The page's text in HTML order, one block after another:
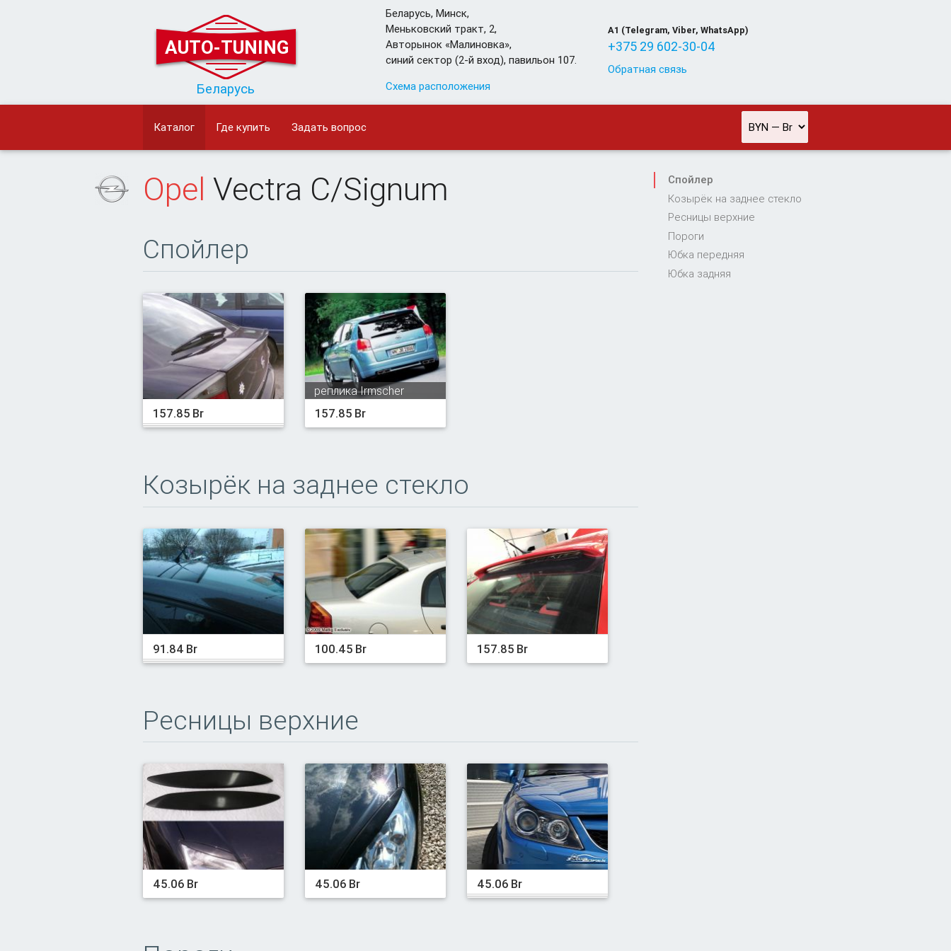
AUTO-TUNING
Беларусь
Беларусь,Минск,
Меньковский тракт, 2,
Авторынок «Малиновка»,
синий сектор (2-й вход), павильон 107.
Схема расположения
A1 (Telegram, Viber, WhatsApp)
+375 29 602-30-04
Обратная связь
Каталог Где купить Задать вопрос
Opel Vectra C/Signum
Спойлер
Козырёк на заднее стекло
Ресницы верхние
Пороги
Юбка передняя
Юбка задняя
Спойлер
157.85 Br
реплика Irmscher
157.85 Br
Козырёк на заднее стекло
91.84 Br 100.45 Br 157.85 Br
Ресницы верхние
45.06 Br 45.06 Br 45.06 Br